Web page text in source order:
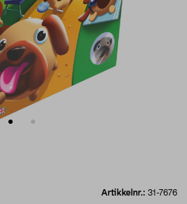
Artikkelnr.: 31-7676